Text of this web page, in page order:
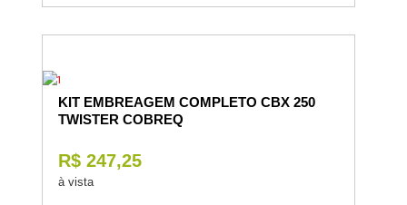
KIT EMBREAGEM COMPLETO CBX 250
TWISTER COBREQ
R$ 247,25
à vista